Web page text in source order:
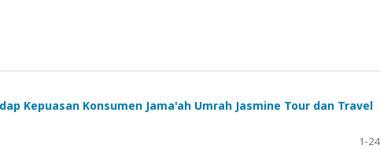
Kepuasan Konsumen Jama'ah Umrah Jasmine Tour dan Travel
1-24